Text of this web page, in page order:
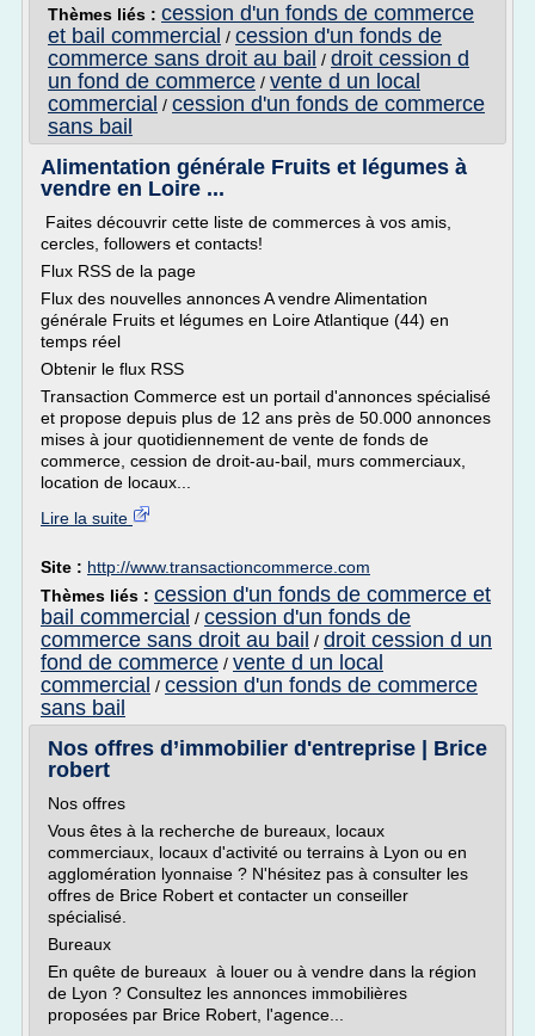
Thèmes liés : cession d'un fonds de commerce
et bail commercial / cession d'un fonds de
commerce sans droit au bail / droit cession d
un fond de commerce / vente d un local
commercial / cession d'un fonds de commerce
sans bail
Alimentation générale Fruits et légumes à
vendre en Loire ...
Faites découvrir cette liste de commerces à vos amis,
cercles, followers et contacts!
Flux RSS de la page
Flux des nouvelles annonces A vendre Alimentation
générale Fruits et légumes en Loire Atlantique (44) en
temps réel
Obtenir le flux RSS
Transaction Commerce est un portail d'annonces spécialisé
et propose depuis plus de 12 ans près de 50.000 annonces
mises à jour quotidiennement de vente de fonds de
commerce, cession de droit-au-bail, murs commerciaux,
location de locaux...
Lire la suite
Site : http://www.transactioncommerce.com
Thèmes liés : cession d'un fonds de commerce et
bail commercial / cession d'un fonds de
commerce sans droit au bail / droit cession d un
fond de commerce / vente d un local
commercial / cession d'un fonds de commerce
sans bail
Nos offres d’immobilier d'entreprise | Brice
robert
Nos offres
Vous êtes à la recherche de bureaux, locaux
commerciaux, locaux d'activité ou terrains à Lyon ou en
agglomération lyonnaise ? N'hésitez pas à consulter les
offres de Brice Robert et contacter un conseiller
spécialisé.
Bureaux
En quête de bureaux à louer ou à vendre dans la région
de Lyon ? Consultez les annonces immobilières
proposées par Brice Robert, l'agence...